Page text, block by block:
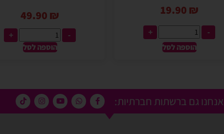
19.90 ₪
-
+
הוספה לסל
49.90 ₪
-
+
הוספה לסל
אנחנו גם ברשתות חברתיות: